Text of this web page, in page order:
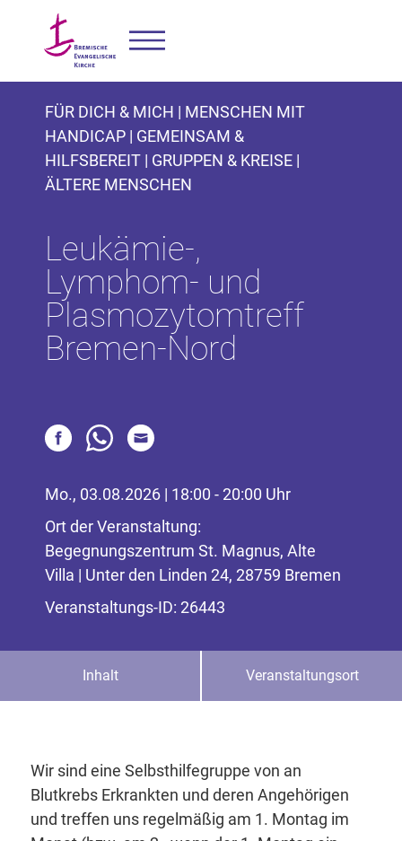
FÜR DICH & MICH | MENSCHEN MIT
HANDICAP | GEMEINSAM &
HILFSBEREIT | GRUPPEN & KREISE |
ÄLTERE MENSCHEN
Leukämie-,
Lymphom- und
Plasmozytomtreff
Bremen-Nord
Mo., 03.08.2026 | 18:00 - 20:00 Uhr
Ort der Veranstaltung:
Begegnungszentrum St. Magnus, Alte
Villa | Unter den Linden 24, 28759 Bremen
Veranstaltungs-ID: 26443
Inhalt Veranstaltungsort
Wir sind eine Selbsthilfegruppe von an
Blutkrebs Erkrankten und deren Angehörigen
und treffen uns regelmäßig am 1. Montag im